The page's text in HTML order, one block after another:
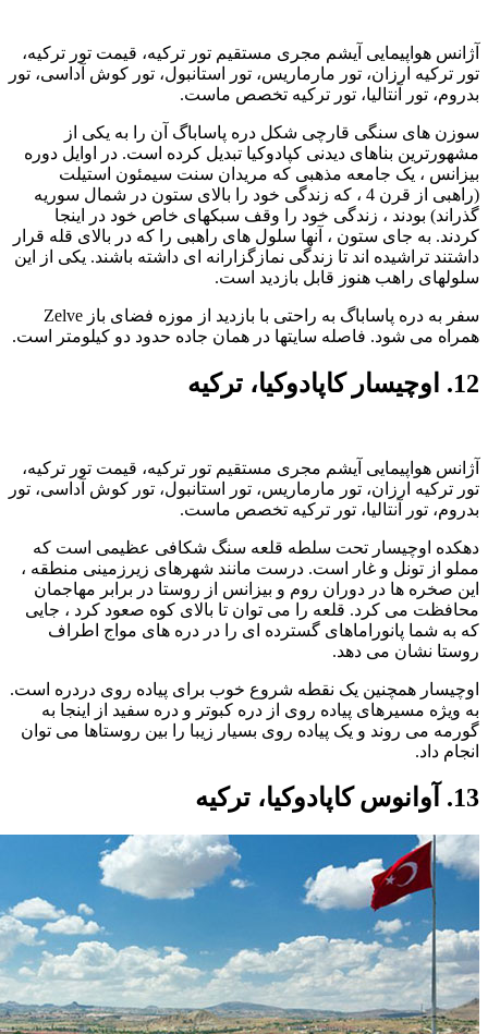
آژانس هواپیمایی آیشم مجری مستقیم تور ترکیه، قیمت تور ترکیه،
تور ترکیه ارزان، تور مارماریس، تور استانبول، تور کوش آداسی، تور
بدروم، تور آنتالیا، تور ترکیه تخصص ماست.
سوزن های سنگی قارچی شکل دره پاساباگ آن را به یکی از
مشهورترین بناهای دیدنی کپادوکیا تبدیل کرده است. در اوایل دوره
بیزانس ، یک جامعه مذهبی که مریدان سنت سیمئون استیلت
(راهبی از قرن 4 ، که زندگی خود را بالای ستون در شمال سوریه
گذراند) بودند ، زندگی خود را وقف سبکهای خاص خود در اینجا
کردند. به جای ستون ، آنها سلول های راهبی را که در بالای قله قرار
داشتند تراشیده اند تا زندگی نمازگزارانه ای داشته باشند. یکی از این
سلولهای راهب هنوز قابل بازدید است.
سفر به دره پاساباگ به راحتی با بازدید از موزه فضای باز Zelve
همراه می شود. فاصله سایتها در همان جاده حدود دو کیلومتر است.
12. اوچیسار کاپادوکیا، ترکیه
آژانس هواپیمایی آیشم مجری مستقیم تور ترکیه، قیمت تور ترکیه،
تور ترکیه ارزان، تور مارماریس، تور استانبول، تور کوش آداسی، تور
بدروم، تور آنتالیا، تور ترکیه تخصص ماست.
دهکده اوچیسار تحت سلطه قلعه سنگ شکافی عظیمی است که
مملو از تونل و غار است. درست مانند شهرهای زیرزمینی منطقه ،
این صخره ها در دوران روم و بیزانس از روستا در برابر مهاجمان
محافظت می کرد. قلعه را می توان تا بالای کوه صعود کرد ، جایی
که به شما پانوراماهای گسترده ای را در دره های مواج اطراف
روستا نشان می دهد.
اوچیسار همچنین یک نقطه شروع خوب برای پیاده روی دردره است.
به ویژه مسیرهای پیاده روی از دره کبوتر و دره سفید از اینجا به
گورمه می روند و یک پیاده روی بسیار زیبا را بین روستاها می توان
انجام داد.
13. آوانوس کاپادوکیا، ترکیه